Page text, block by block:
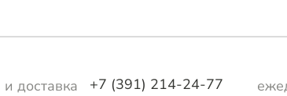
доставка
+7 (391) 214-24-77